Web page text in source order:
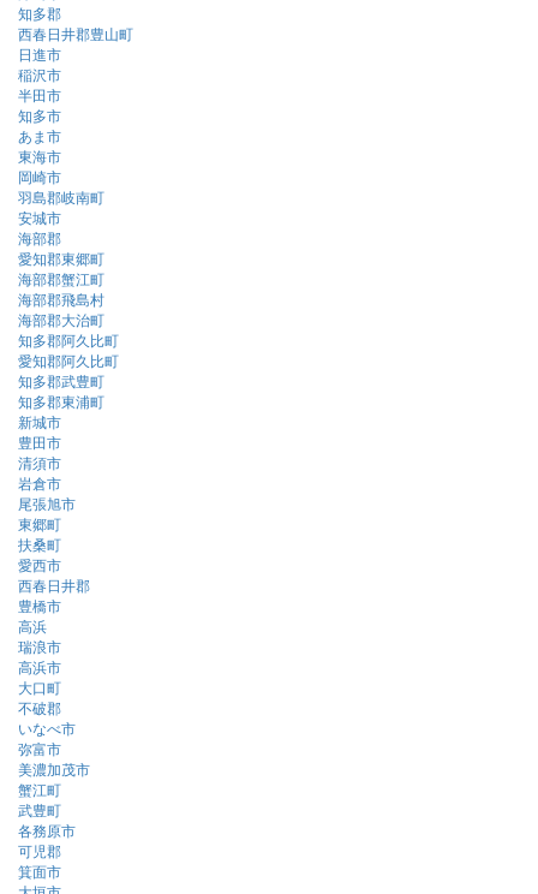
知多郡
西春日井郡豊山町
日進市
稲沢市
半田市
知多市
あま市
東海市
岡崎市
羽島郡岐南町
安城市
海部郡
愛知郡東郷町
海部郡蟹江町
海部郡飛島村
海部郡大治町
知多郡阿久比町
愛知郡阿久比町
知多郡武豊町
知多郡東浦町
新城市
豊田市
清須市
岩倉市
尾張旭市
東郷町
扶桑町
愛西市
西春日井郡
豊橋市
高浜
瑞浪市
高浜市
大口町
不破郡
いなべ市
弥富市
美濃加茂市
蟹江町
武豊町
各務原市
可児郡
箕面市